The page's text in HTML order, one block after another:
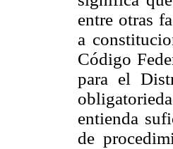
entre otras
a
Código
para el
entienda
de